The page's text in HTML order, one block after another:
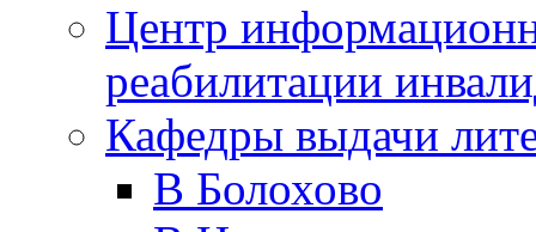
Центр
реабилитации
Кафедры выдачи
В Болохово